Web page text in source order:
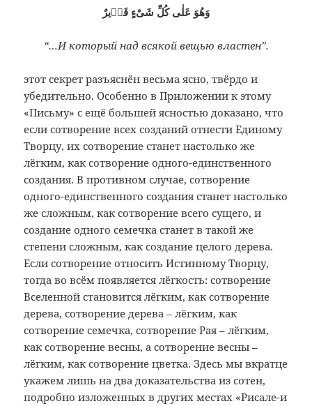
“…И который над всякой вещью властен”.
этот секрет разъяснён весьма ясно, твёрдо и
убедительно. Особенно в Приложении к этому
«Письму» с ещё большей ясностью доказано, что
если сотворение всех созданий отнести Единому
Творцу, их сотворение станет настолько же
лёгким, как сотворение одного-единственного
создания. В противном случае, сотворение
одного-единственного создания станет настолько
же сложным, как сотворение всего сущего, и
создание одного семечка станет в такой же
степени сложным, как создание целого дерева.
Если сотворение относить Истинному Творцу,
тогда во всём появляется лёгкость: сотворение
Вселенной становится лёгким, как сотворение
дерева, сотворение дерева – лёгким, как
сотворение семечка, сотворение Рая – лёгким,
как сотворение весны, а сотворение весны –
лёгким, как сотворение цветка. Здесь мы вкратце
укажем лишь на два доказательства из сотен,
подробно изложенных в других местах «Рисале-и